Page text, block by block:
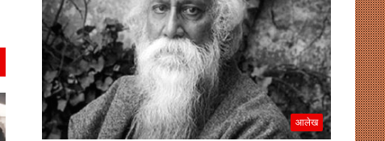
प्रीतम
सिवाच
आलेख